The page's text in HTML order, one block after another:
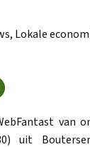
, Lokale
van
uit